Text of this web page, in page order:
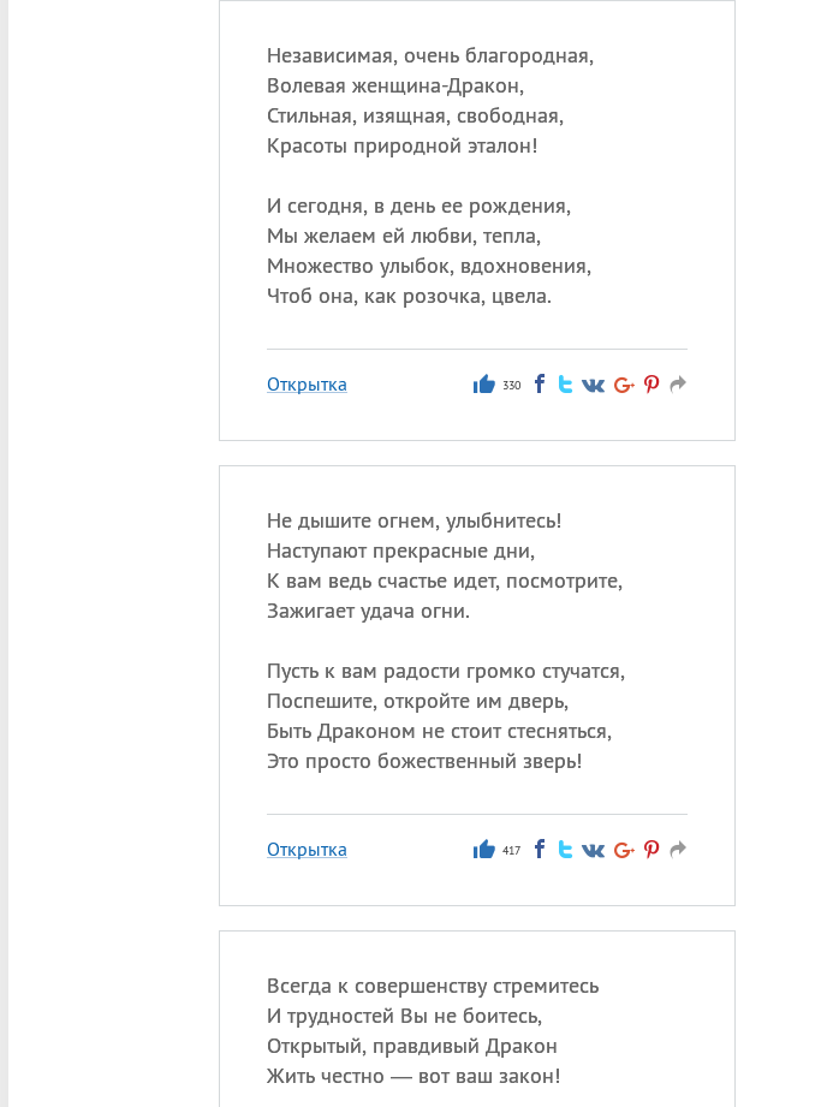
Независимая, очень благородная,
Волевая женщина-Дракон,
Стильная, изящная, свободная,
Красоты природной эталон!
И сегодня, в день ее рождения,
Мы желаем ей любви, тепла,
Множество улыбок, вдохновения,
Чтоб она, как розочка, цвела.
Открытка 330
Не дышите огнем, улыбнитесь!
Наступают прекрасные дни,
К вам ведь счастье идет, посмотрите,
Зажигает удача огни.
Пусть к вам радости громко стучатся,
Поспешите, откройте им дверь,
Быть Драконом не стоит стесняться,
Это просто божественный зверь!
Открытка 417
Всегда к совершенству стремитесь
И трудностей Вы не боитесь,
Открытый, правдивый Дракон
Жить честно — вот ваш закон!